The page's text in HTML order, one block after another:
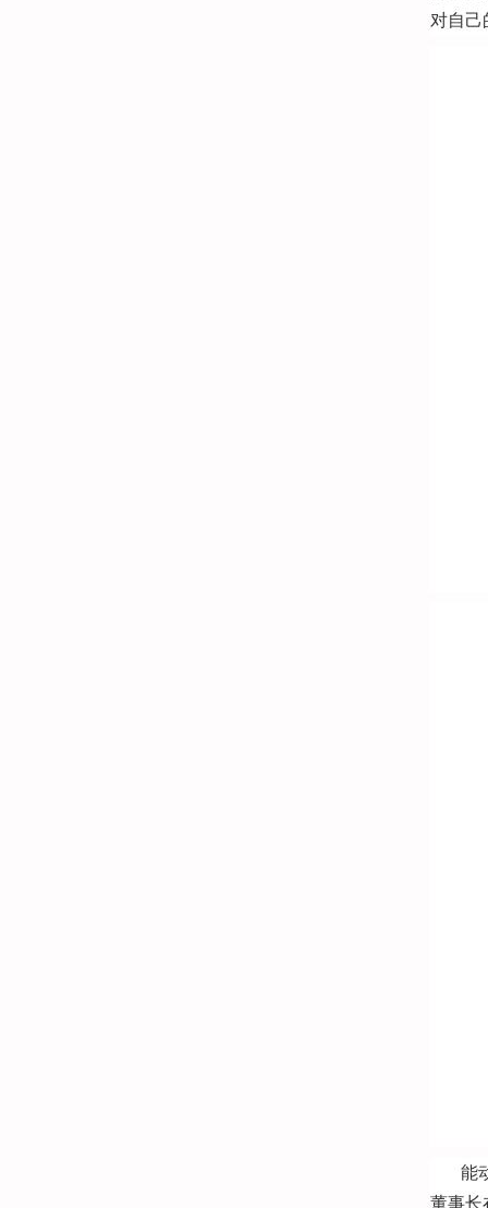
对自己
能
董事长